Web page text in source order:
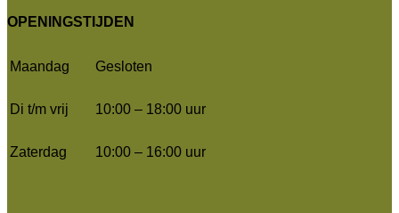
OPENINGSTIJDEN
Maandag Gesloten
Di t/m vrij 10:00 – 18:00 uur
Zaterdag 10:00 – 16:00 uur